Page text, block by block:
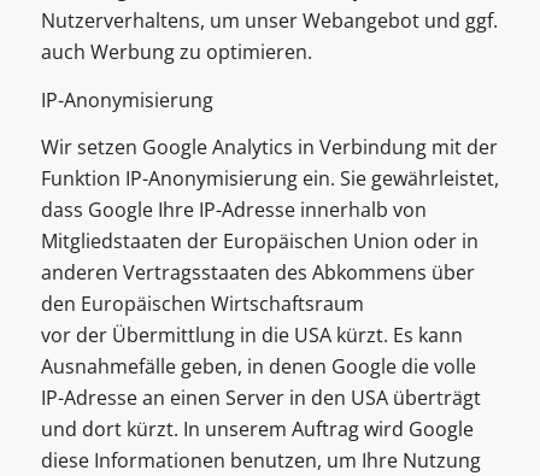
Nutzerverhaltens, um unser Webangebot und ggf.
auch Werbung zu optimieren.
IP-Anonymisierung
Wir setzen Google Analytics in Verbindung mit der
Funktion IP-Anonymisierung ein. Sie gewährleistet,
dass Google Ihre IP-Adresse innerhalb von
Mitgliedstaaten der Europäischen Union oder in
anderen Vertragsstaaten des Abkommens über
den Europäischen Wirtschaftsraum
vor der Übermittlung in die USA kürzt. Es kann
Ausnahmefälle geben, in denen Google die volle
IP-Adresse an einen Server in den USA überträgt
und dort kürzt. In unserem Auftrag wird Google
diese Informationen benutzen, um Ihre Nutzung